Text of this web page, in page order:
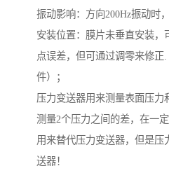
振动影响：方向200Hz振动时，
安装位置：膜片未垂直安装，
点误差，但可通过调零来修正
件）；
压力变送器用来测量表面压力
测量2个压力之间的差，在一
用来替代压力变送器，但是压
送器！